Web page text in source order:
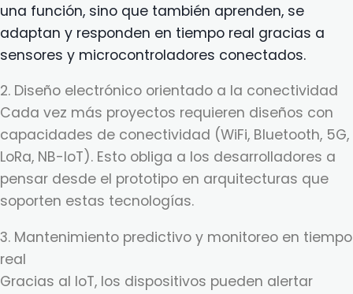
una función, sino que también aprenden, se
adaptan y responden en tiempo real gracias a
sensores y microcontroladores conectados.
2. Diseño electrónico orientado a la conectividad
Cada vez más proyectos requieren diseños con
capacidades de conectividad (WiFi, Bluetooth, 5G,
LoRa, NB-IoT). Esto obliga a los desarrolladores a
pensar desde el prototipo en arquitecturas que
soporten estas tecnologías.
3. Mantenimiento predictivo y monitoreo en tiempo
real
Gracias al IoT, los dispositivos pueden alertar